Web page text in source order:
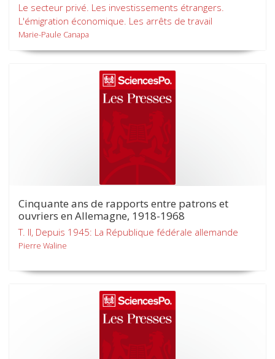
Le secteur privé. Les investissements étrangers.
L'émigration économique. Les arrêts de travail
Marie-Paule Canapa
Cinquante ans de rapports entre patrons et
ouvriers en Allemagne, 1918-1968
T. II, Depuis 1945: La République fédérale allemande
Pierre Waline